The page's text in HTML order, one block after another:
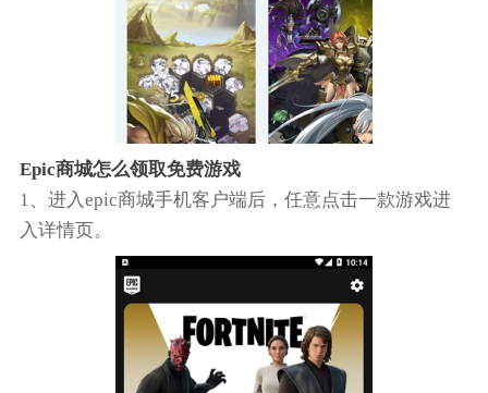
Epic商城怎么领取免费游戏
1、进入epic商城手机客户端后，任意点击一款游戏进
入详情页。